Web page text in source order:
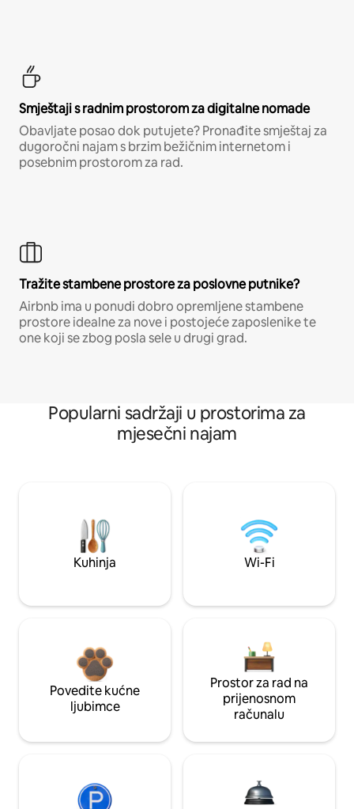
Smještaji s radnim prostorom za digitalne nomade
Obavljate posao dok putujete? Pronađite smještaj za
dugoročni najam s brzim bežičnim internetom i
posebnim prostorom za rad.
Tražite stambene prostore za poslovne putnike?
Airbnb ima u ponudi dobro opremljene stambene
prostore idealne za nove i postojeće zaposlenike te
one koji se zbog posla sele u drugi grad.
Popularni sadržaji u prostorima za
mjesečni najam
Kuhinja Wi-Fi
Povedite kućne
ljubimce
Prostor za rad na
prijenosnom
računalu